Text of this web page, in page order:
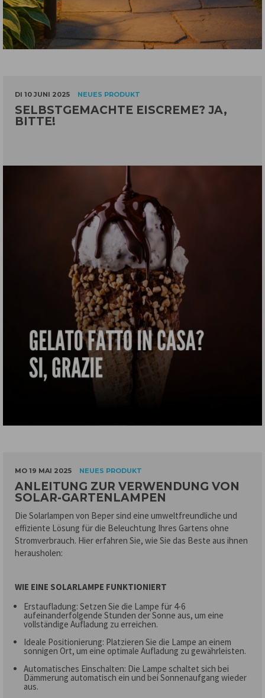
DI 10 JUNI 2025 NEUES PRODUKT
SELBSTGEMACHTE EISCREME? JA,
BITTE!
MO 19 MAI 2025 NEUES PRODUKT
ANLEITUNG ZUR VERWENDUNG VON
SOLAR-GARTENLAMPEN
Die Solarlampen von Beper sind eine umweltfreundliche und
effiziente Lösung für die Beleuchtung Ihres Gartens ohne
Stromverbrauch. Hier erfahren Sie, wie Sie das Beste aus ihnen
herausholen:
WIE EINE SOLARLAMPE FUNKTIONIERT
Erstaufladung: Setzen Sie die Lampe für 4-6
aufeinanderfolgende Stunden der Sonne aus, um eine
vollständige Aufladung zu erreichen.
Ideale Positionierung: Platzieren Sie die Lampe an einem
sonnigen Ort, um eine optimale Aufladung zu gewährleisten.
Automatisches Einschalten: Die Lampe schaltet sich bei
Dämmerung automatisch ein und bei Sonnenaufgang wieder
aus.